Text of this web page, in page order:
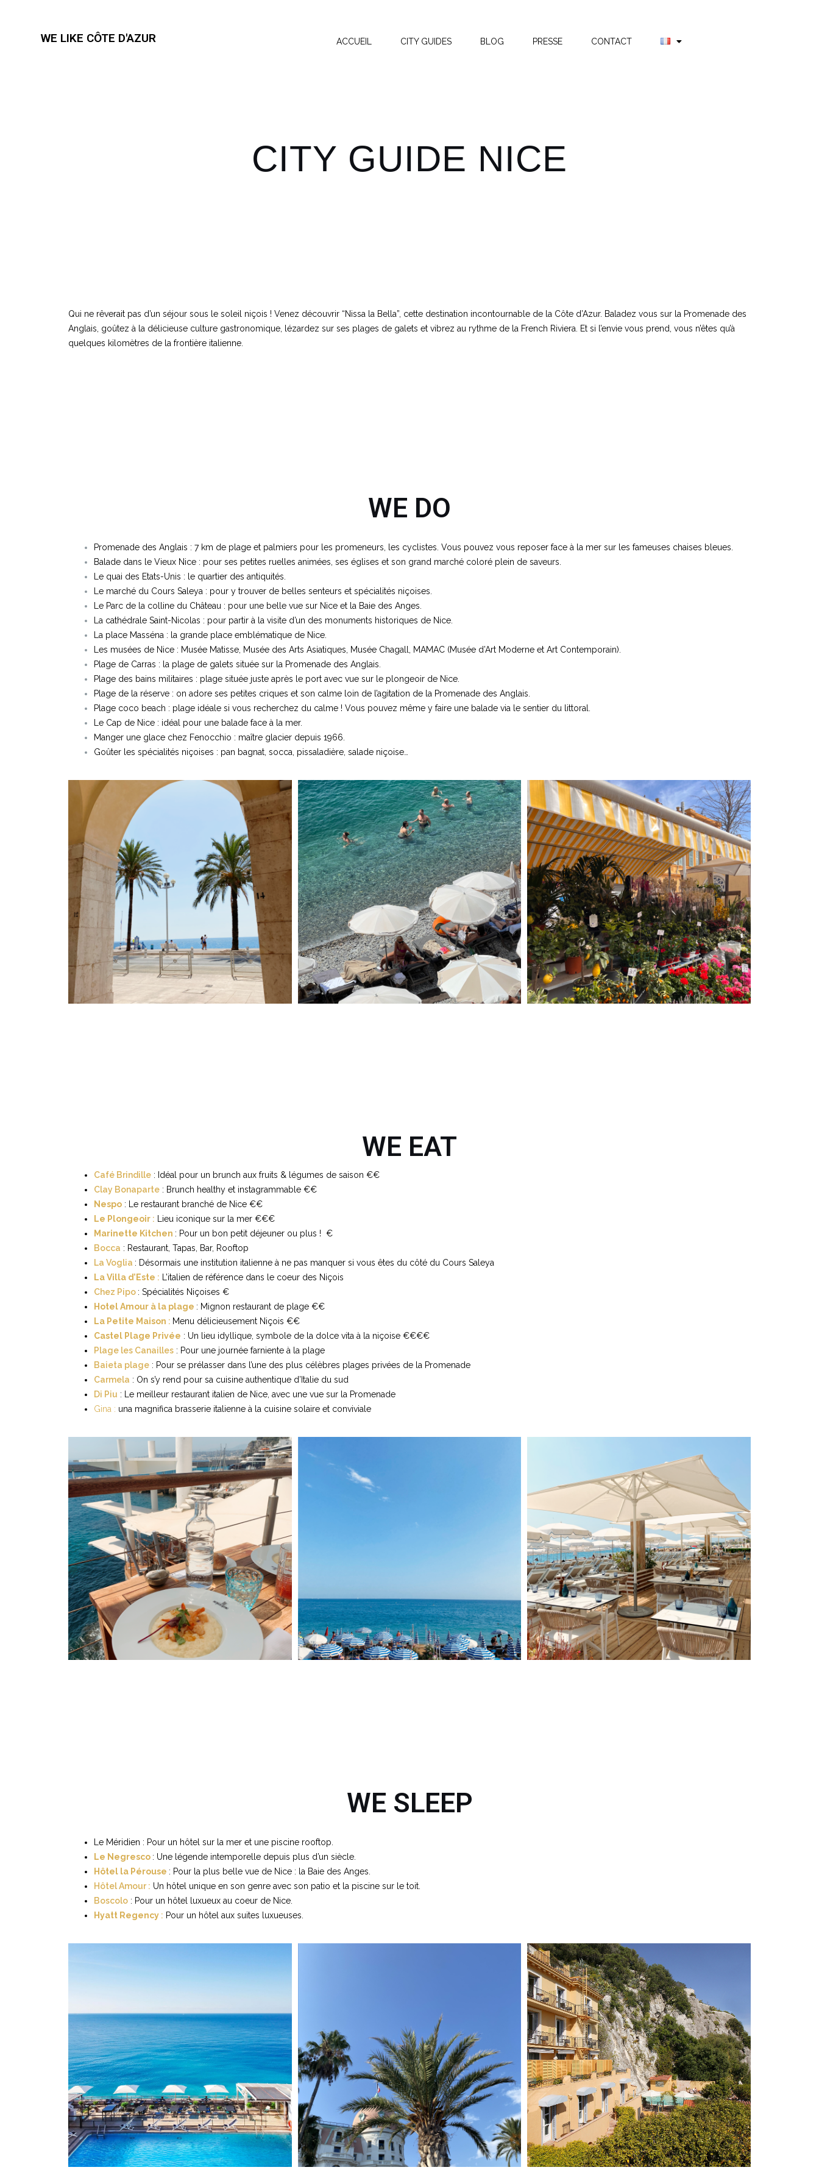
WE LIKE CÔTE D'AZUR ACCUEIL CITY GUIDES BLOG PRESSE CONTACT
CITY GUIDE NICE
Qui ne rêverait pas d’un séjour sous le soleil niçois ! Venez découvrir “Nissa la Bella”, cette destination incontournable de la Côte d’Azur. Baladez vous sur la Promenade des
Anglais, goûtez à la délicieuse culture gastronomique, lézardez sur ses plages de galets et vibrez au rythme de la French Riviera. Et si l’envie vous prend, vous n’êtes qu’à
quelques kilomètres de la frontière italienne.
WE DO
Promenade des Anglais : 7 km de plage et palmiers pour les promeneurs, les cyclistes. Vous pouvez vous reposer face à la mer sur les fameuses chaises bleues.
Balade dans le Vieux Nice : pour ses petites ruelles animées, ses églises et son grand marché coloré plein de saveurs.
Le quai des Etats-Unis : le quartier des antiquités.
Le marché du Cours Saleya : pour y trouver de belles senteurs et spécialités niçoises.
Le Parc de la colline du Château : pour une belle vue sur Nice et la Baie des Anges.
La cathédrale Saint-Nicolas : pour partir à la visite d’un des monuments historiques de Nice.
La place Masséna : la grande place emblématique de Nice.
Les musées de Nice : Musée Matisse, Musée des Arts Asiatiques, Musée Chagall, MAMAC (Musée d’Art Moderne et Art Contemporain).
Plage de Carras : la plage de galets située sur la Promenade des Anglais.
Plage des bains militaires : plage située juste après le port avec vue sur le plongeoir de Nice.
Plage de la réserve : on adore ses petites criques et son calme loin de l’agitation de la Promenade des Anglais.
Plage coco beach : plage idéale si vous recherchez du calme ! Vous pouvez même y faire une balade via le sentier du littoral.
Le Cap de Nice : idéal pour une balade face à la mer.
Manger une glace chez Fenocchio : maître glacier depuis 1966.
Goûter les spécialités niçoises : pan bagnat, socca, pissaladière, salade niçoise…
WE EAT
Café Brindille : Idéal pour un brunch aux fruits & légumes de saison €€
Clay Bonaparte : Brunch healthy et instagrammable €€
Nespo : Le restaurant branché de Nice €€
Le Plongeoir : Lieu iconique sur la mer €€€
Marinette Kitchen : Pour un bon petit déjeuner ou plus ! €
Bocca : Restaurant, Tapas, Bar, Rooftop
La Voglia : Désormais une institution italienne à ne pas manquer si vous êtes du côté du Cours Saleya
La Villa d’Este : L’italien de référence dans le coeur des Niçois
Chez Pipo : Spécialités Niçoises €
Hotel Amour à la plage : Mignon restaurant de plage €€
La Petite Maison : Menu délicieusement Niçois €€
Castel Plage Privée : Un lieu idyllique, symbole de la dolce vita à la niçoise €€€€
Plage les Canailles : Pour une journée farniente à la plage
Baieta plage : Pour se prélasser dans l’une des plus célèbres plages privées de la Promenade
Carmela : On s’y rend pour sa cuisine authentique d’Italie du sud
Di Piu : Le meilleur restaurant italien de Nice, avec une vue sur la Promenade
Gina : una magnifica brasserie italienne à la cuisine solaire et conviviale
WE SLEEP
Le Méridien : Pour un hôtel sur la mer et une piscine rooftop.
Le Negresco : Une légende intemporelle depuis plus d’un siècle.
Hôtel la Pérouse : Pour la plus belle vue de Nice : la Baie des Anges.
Hôtel Amour : Un hôtel unique en son genre avec son patio et la piscine sur le toit.
Boscolo : Pour un hôtel luxueux au coeur de Nice.
Hyatt Regency : Pour un hôtel aux suites luxueuses.